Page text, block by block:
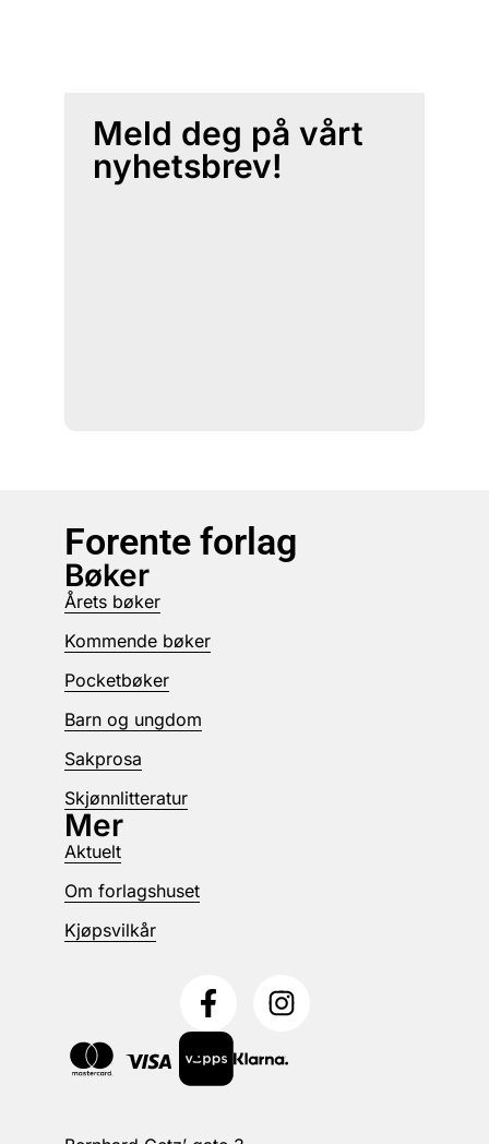
Meld deg på vårt
nyhetsbrev!
Forente forlag
Bøker
Årets bøker
Kommende bøker
Pocketbøker
Barn og ungdom
Sakprosa
Skjønnlitteratur
Mer
Aktuelt
Om forlagshuset
Kjøpsvilkår